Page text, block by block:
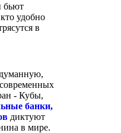
бьют
удобно
в
- Кубы,
банки,
диктуют
в мире.